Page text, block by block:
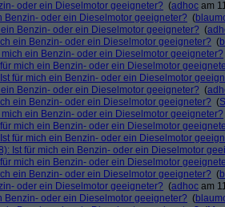
oder ein Dieselmotor geeigneter? (adhoc am
Benzin- oder ein Dieselmotor geeigneter? (
ein Benzin- oder ein Dieselmotor geeigneter? (
ein Benzin- oder ein Dieselmotor geeigneter? (
mich ein Benzin- oder ein Dieselmotor geeigneter?
für mich ein Benzin- oder ein Dieselmotor
für mich ein Benzin- oder ein Dieselmotor
ein Benzin- oder ein Dieselmotor geeigneter? (
ein Benzin- oder ein Dieselmotor geeigneter? (
mich ein Benzin- oder ein Dieselmotor geeigneter?
für mich ein Benzin- oder ein Dieselmotor
für mich ein Benzin- oder ein Dieselmotor
Ist für mich ein Benzin- oder ein Dieselmotor
für mich ein Benzin- oder ein Dieselmotor
ein Benzin- oder ein Dieselmotor geeigneter? (
oder ein Dieselmotor geeigneter? (adhoc am
Benzin- oder ein Dieselmotor geeigneter? (